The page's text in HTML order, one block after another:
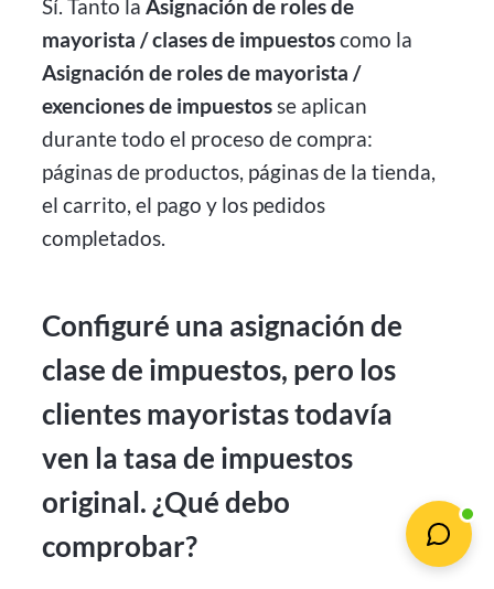
Sí. Tanto laAsignación de roles de
mayorista / clases de impuestoscomo la
Asignación de roles de mayorista /
exenciones de impuestosse aplican
durante todo el proceso de compra:
páginas de productos, páginas de la tienda,
el carrito, el pago y los pedidos
completados.
Configuré una asignación de
clase de impuestos, pero los
clientes mayoristas todavía
ven la tasa de impuestos
original. ¿Qué debo
comprobar?